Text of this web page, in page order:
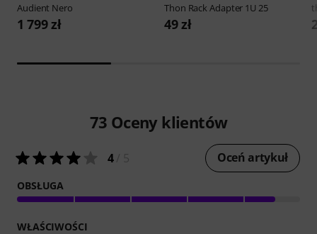
Audient Nero
1 799 zł
Thon Rack Adapter 1U 25
49 zł
73 Oceny klientów
4/ 5 Oceń artykuł
OBSŁUGA
WŁAŚCIWOŚCI